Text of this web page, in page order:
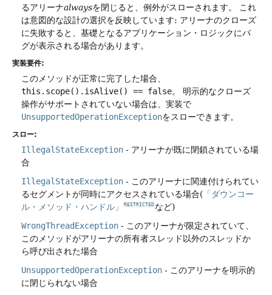
るアリーナalwaysを閉じると、例外がスローされます。
これ
は意図的な設計の選択を反映しています: アリーナのクローズ
に失敗すると、基礎となるアプリケーション・ロジックにバ
グが表示される場合があります。
実装要件:
このメソッドが正常に完了した場合、
this.scope().isAlive() == false。
明示的なクローズ
操作がサポートされていない場合は、実装で
UnsupportedOperationExceptionをスローできます。
スロー:
IllegalStateException - アリーナが既に閉鎖されている場
合
IllegalStateException - このアリーナに関連付けられてい
るセグメントが同時にアクセスされている場合( 「ダウンコー
ル・メソッド・ハンドル」
RESTRICTED など)
WrongThreadException - このアリーナが限定されていて、
このメソッドがアリーナの所有者スレッド以外のスレッドか
ら呼び出された場合
UnsupportedOperationException - このアリーナを明示的
に閉じられない場合